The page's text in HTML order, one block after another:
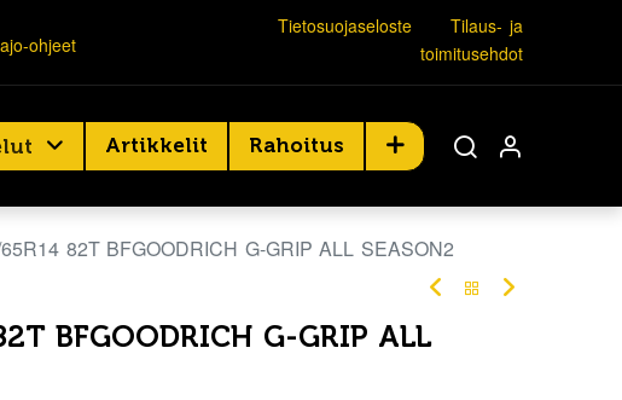
ajo-ohjeet
Tietosuojaseloste
Tilaus- ja
toimitusehdot
Artikkelit Rahoitus
82T BFGOODRICH G-GRIP ALL SEASON2
BFGOODRICH G-GRIP ALL